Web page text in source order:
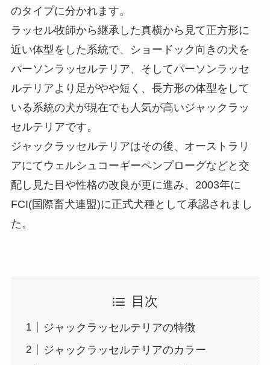
のタイプに分かれます。
ラッセル牧師から継承した真横から見て正方形に
近い体型をした系統で、ショードック向きの犬を
パーソンラッセルテリア、そしてパーソンラッセ
ルテリアより足がやや短く、長方形の体型をして
いる系統の犬が現在でも人気が高いジャックラッ
セルテリアです。
ジャックラッセルテリアはその後、オーストラリ
アにてウェルシュコーギーペンプローグなどと交
配し見た目や性格の改良が更に進み、2003年に
FCI(国際畜犬連盟)に正式犬種として承認されまし
た。
目次
ジャックラッセルテリアの特徴
ジャックラッセルテリアのカラー